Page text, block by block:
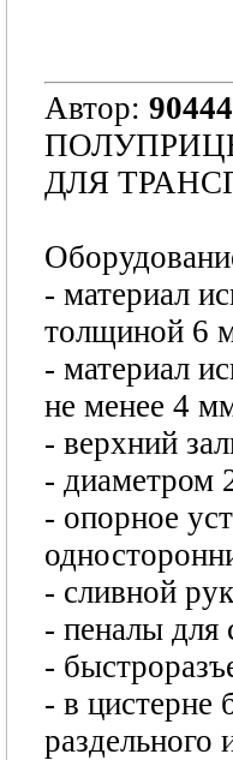
Автор:
ДЛЯ
- материал
толщиной 6
- материал
не менее 4
- верхний
- диаметром
- опорное
- сливной
- пеналы
-
- в цистерне
раздельного